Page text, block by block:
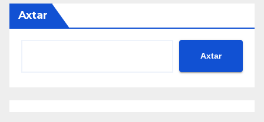
Axtar
Axtar